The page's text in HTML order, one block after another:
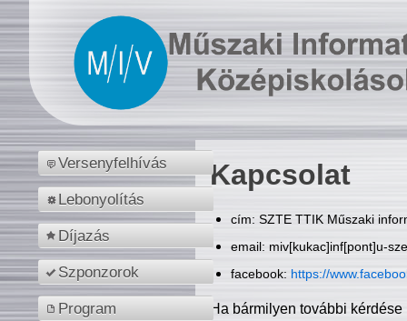
Versenyfelhívás
Lebonyolítás
Díjazás
Szponzorok
Program
Kapcsolat
cím: SZTE TTIK Műszaki
email: miv[kukac]inf[pont]u-
facebook: https://
Ha bármilyen további